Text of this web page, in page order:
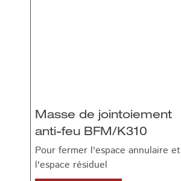
Masse de jointoiement
anti-feu BFM/K310
Pour fermer l'espace annulaire et
l'espace résiduel